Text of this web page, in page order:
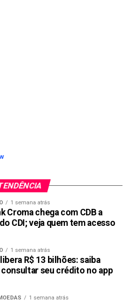
1 semana atrás
Croma chega com CDB a
CDI; veja quem tem acesso
1 semana atrás
libera R$ 13 bilhões: saiba
seu crédito no app
1 semana atrás